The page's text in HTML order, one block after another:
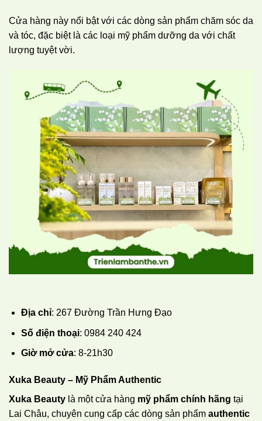
Cửa hàng này nổi bật với các dòng sản phẩm chăm sóc da
và tóc, đặc biệt là các loại mỹ phẩm dưỡng da với chất
lượng tuyệt vời.
Địa chỉ: 267 Đường Trần Hưng Đạo
Số điện thoại: 0984 240 424
Giờ mở cửa: 8-21h30
Xuka Beauty – Mỹ Phẩm Authentic
Xuka Beauty là một cửa hàng mỹ phẩm chính hãng tại
Lai Châu, chuyên cung cấp các dòng sản phẩm authentic